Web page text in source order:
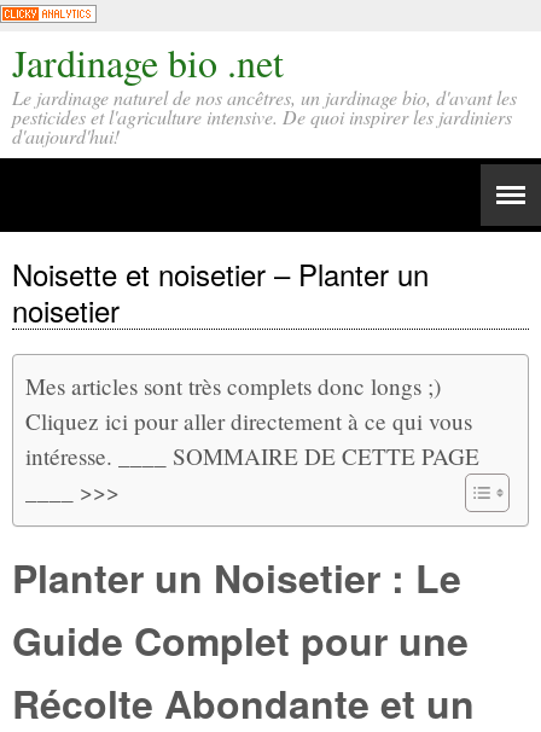
Jardinage bio .net
Le jardinage naturel de nos ancêtres, un jardinage bio, d'avant les
pesticides et l'agriculture intensive. De quoi inspirer les jardiniers
d'aujourd'hui!
Noisette et noisetier – Planter un
noisetier
Mes articles sont très complets donc longs ;)
Cliquez ici pour aller directement à ce qui vous
intéresse. ____ SOMMAIRE DE CETTE PAGE
____ >>>
Planter un Noisetier : Le
Guide Complet pour une
Récolte Abondante et un